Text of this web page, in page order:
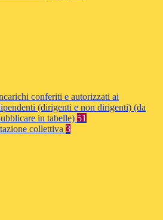
conferiti e autorizzati ai
(dirigenti e non dirigenti) (da
in tabelle) 51
collettiva 3